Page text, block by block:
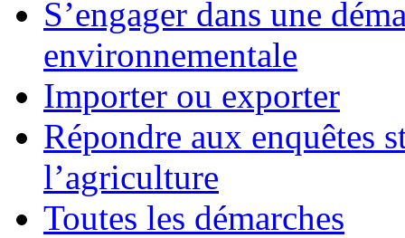
S’engager dans une
environnementale
Importer ou exporter
Répondre aux enquêtes
l’agriculture
Toutes les démarches